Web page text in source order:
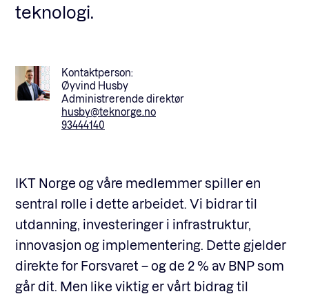
teknologi.
Kontaktperson:
Øyvind Husby
Administrerende direktør
husby@teknorge.no
93444140
IKT Norge og våre medlemmer spiller en
sentral rolle i dette arbeidet. Vi bidrar til
utdanning, investeringer i infrastruktur,
innovasjon og implementering. Dette gjelder
direkte for Forsvaret – og de 2 % av BNP som
går dit. Men like viktig er vårt bidrag til